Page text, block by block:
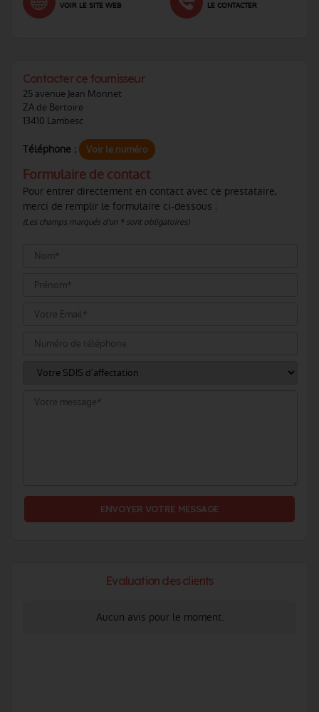
VOIR LE SITE WEB LE CONTACTER
Contacter ce fournisseur
25 avenue Jean Monnet
ZA de Bertoire
13410 Lambesc
Téléphone : Voir le numéro
Formulaire de contact
Pour entrer directement en contact avec ce prestataire,
merci de remplir le formulaire ci-dessous :
(Les champs marqués d'un * sont obligatoires)
Evaluation des clients
Aucun avis pour le moment.